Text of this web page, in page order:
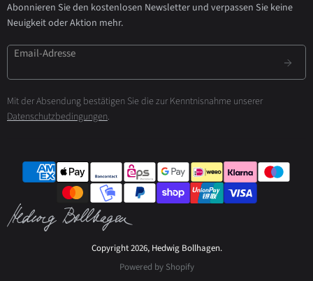
Abonnieren Sie den kostenlosen Newsletter und verpassen Sie keine
Neuigkeit oder Aktion mehr.
Email-Adresse
Mit der Absendung bestätigen Sie die zur Kenntnisnahme unserer
Datenschutzbedingungen.
Copyright 2026, Hedwig Bollhagen.
Powered by Shopify